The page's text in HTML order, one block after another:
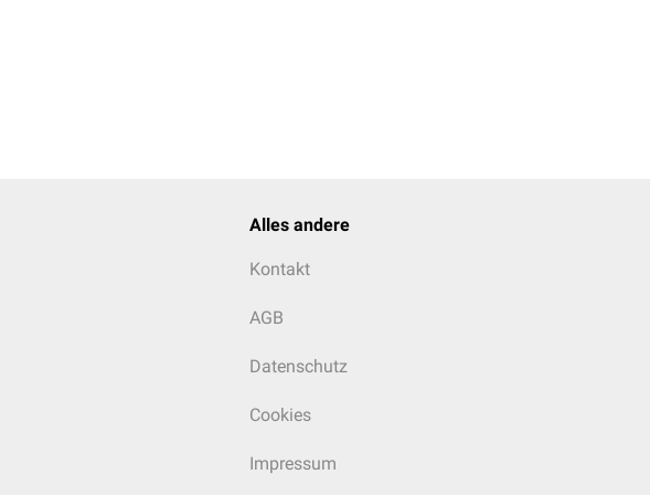
Alles andere
Kontakt
AGB
Datenschutz
Cookies
Impressum